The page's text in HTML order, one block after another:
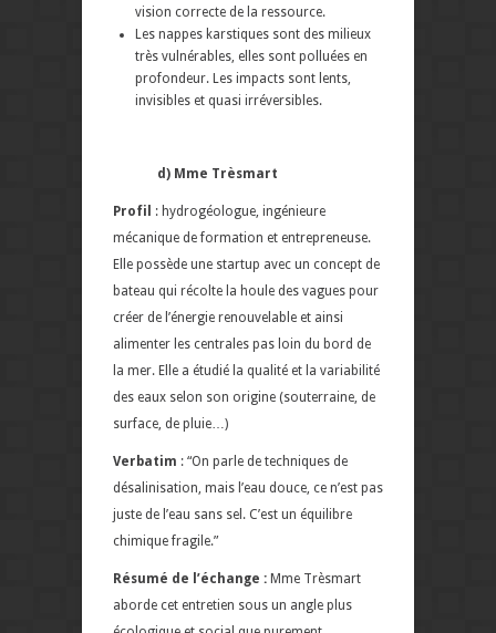
vision correcte de la ressource.
Les nappes karstiques sont des milieux
très vulnérables, elles sont polluées en
profondeur. Les impacts sont lents,
invisibles et quasi irréversibles.
d) Mme Trèsmart
Profil : hydrogéologue, ingénieure
mécanique de formation et entrepreneuse.
Elle possède une startup avec un concept de
bateau qui récolte la houle des vagues pour
créer de l’énergie renouvelable et ainsi
alimenter les centrales pas loin du bord de
la mer. Elle a étudié la qualité et la variabilité
des eaux selon son origine (souterraine, de
surface, de pluie…)
Verbatim : “On parle de techniques de
désalinisation, mais l’eau douce, ce n’est pas
juste de l’eau sans sel. C’est un équilibre
chimique fragile.”
Résumé de l’échange : Mme Trèsmart
aborde cet entretien sous un angle plus